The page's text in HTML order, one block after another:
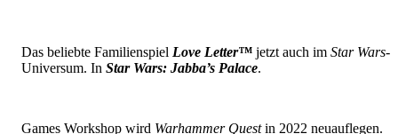
Das beliebte Familienspiel Love Letter™ jetzt auch im Star Wars-
Universum. In Star Wars: Jabba’s Palace.
Games Workshop wird Warhammer Questin 2022 neuauflegen.